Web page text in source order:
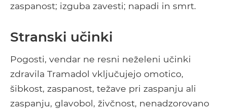
zaspanost; izguba zavesti; napadi in smrt.
Stranski učinki
Pogosti, vendar ne resni neželeni učinki
zdravila Tramadol vključujejo omotico,
šibkost, zaspanost, težave pri zaspanju ali
zaspanju, glavobol, živčnost, nenadzorovano